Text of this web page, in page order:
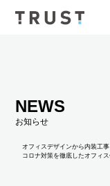
NEWS
お知らせ
オフィスデザインから内装工
コロナ対策を徹底したオフィス